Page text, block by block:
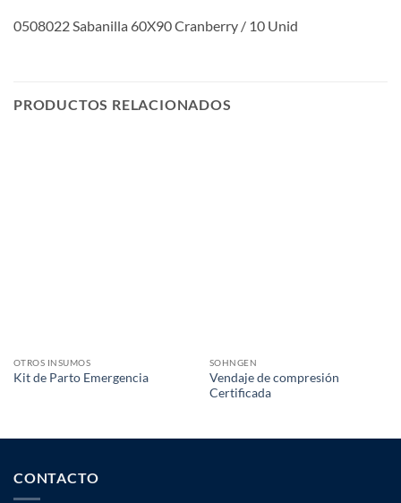
0508022 Sabanilla 60X90 Cranberry / 10 Unid
PRODUCTOS RELACIONADOS
OTROS INSUMOS
Kit de Parto Emergencia
SOHNGEN
Vendaje de compresión
Certificada
CONTACTO